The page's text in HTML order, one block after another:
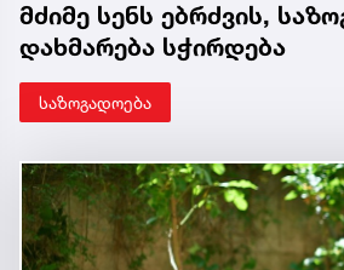
მძიმე სენს ებრძვის,
დახმარება სჭირდება
საზოგადოება